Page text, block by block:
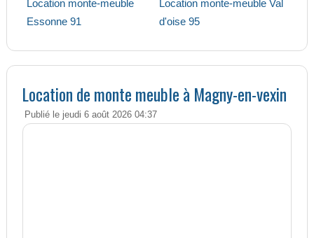
Location monte-meuble
Essonne 91
Location monte-meuble Val
d'oise 95
Location de monte meuble à Magny-en-vexin
Publié le jeudi 6 août 2026 04:37